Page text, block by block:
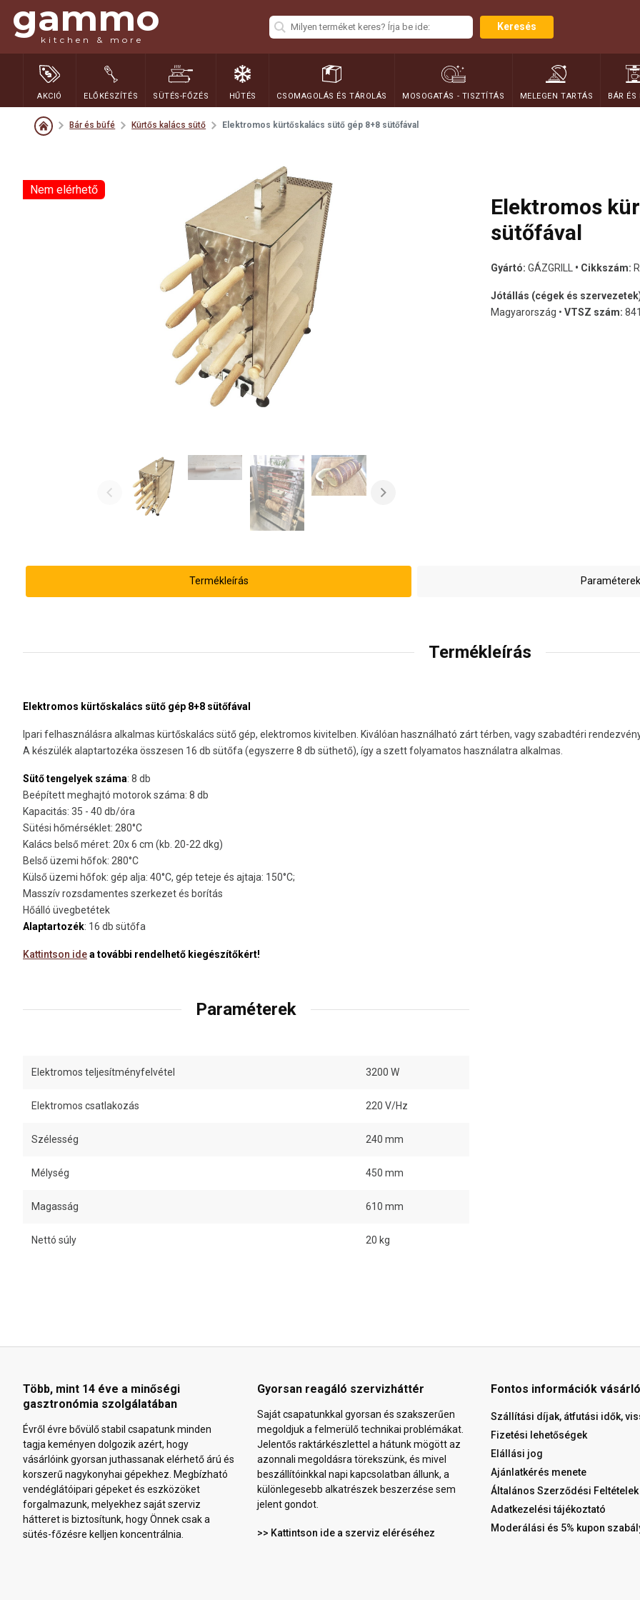
gammo
kitchen & more
Keresés
AKCIÓ ELŐKÉSZÍTÉS SÜTÉS-FŐZÉS HŰTÉS CSOMAGOLÁS ÉS TÁROLÁS MOSOGATÁS - TISZTÍTÁS MELEGEN TARTÁS BÁR ÉS
Bár és büfé Kürtős kalács sütő Elektromos kürtőskalács sütő gép 8+8 sütőfával
Nem elérhető
Elektromos
sütőfával
Gyártó: GÁZGRILL • Cikkszám:
Jótállás (cégek és
Magyarország • VTSZ szám:
Termékleírás
Termékleírás
Elektromos kürtőskalács sütő gép 8+8 sütőfával
Ipari felhasználásra alkalmas kürtőskalács sütő gép, elektromos kivitelben. Kiválóan használható zárt térben, vagy szabadtéri
A készülék alaptartozéka összesen 16 db sütőfa (egyszerre 8 db süthető), így a szett folyamatos használatra alkalmas.
Sütő tengelyek száma: 8 db
Beépített meghajtó motorok száma: 8 db
Kapacitás: 35 - 40 db/óra
Sütési hőmérséklet: 280°C
Kalács belső méret: 20x 6 cm (kb. 20-22 dkg)
Belső üzemi hőfok: 280°C
Külső üzemi hőfok: gép alja: 40°C, gép teteje és ajtaja: 150°C;
Masszív rozsdamentes szerkezet és borítás
Hőálló üvegbetétek
Alaptartozék: 16 db sütőfa
Kattintson idea további rendelhető kiegészítőkért!
Paraméterek
Elektromos teljesítményfelvétel 3200 W
Elektromos csatlakozás 220 V/Hz
Szélesség 240 mm
Mélység 450 mm
Magasság 610 mm
Nettó súly 20 kg
Több, mint 14 éve a minőségi
gasztronómia szolgálatában
Évről évre bővülő stabil csapatunk minden
tagja keményen dolgozik azért, hogy
vásárlóink gyorsan juthassanak elérhető árú és
korszerű nagykonyhai gépekhez. Megbízható
vendéglátóipari gépeket és eszközöket
forgalmazunk, melyekhez saját szerviz
hátteret is biztosítunk, hogy Önnek csak a
sütés-főzésre kelljen koncentrálnia.
Gyorsan reagáló szervizháttér
Saját csapatunkkal gyorsan és szakszerűen
megoldjuk a felmerülő technikai problémákat.
Jelentős raktárkészlettel a hátunk mögött az
azonnali megoldásra törekszünk, és mivel
beszállítóinkkal napi kapcsolatban állunk, a
különlegesebb alkatrészek beszerzése sem
jelent gondot.
>> Kattintson ide a szerviz eléréséhez
Fontos információk
Szállítási díjak, átfutási idők,
Fizetési lehetőségek
Elállási jog
Ajánlatkérés menete
Általános Szerződési Feltételek
Adatkezelési tájékoztató
Moderálási és 5% kupon